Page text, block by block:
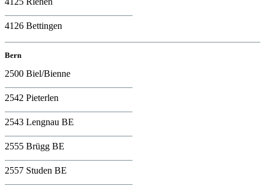
4126 Bettingen
Bern
2500 Biel/Bienne
2542 Pieterlen
2543 Lengnau BE
2555 Brügg BE
2557 Studen BE